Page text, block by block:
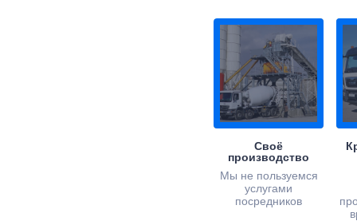
Своё
производство
Мы не пользуемся
услугами
посредников